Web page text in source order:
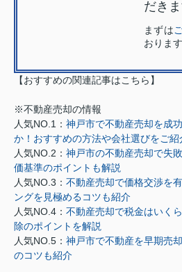
だきま
まずは
おりま
【おすすめの関連記事はこちら】
※不動産売却の情報
人気NO.1： 神戸市で不動産売却を成
か！おすすめの方法や会社選びをご紹
人気NO.2： 神戸市の不動産売却で失
価基準のポイントも解説
人気NO.3： 不動産売却で価格交渉を
ングを見極めるコツも紹介
人気NO.4： 不動産売却で税金はいく
除のポイントを解説
人気NO.5： 神戸市で不動産を早期売
のコツも紹介